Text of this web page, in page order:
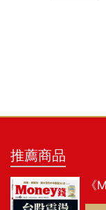
推薦商品
《